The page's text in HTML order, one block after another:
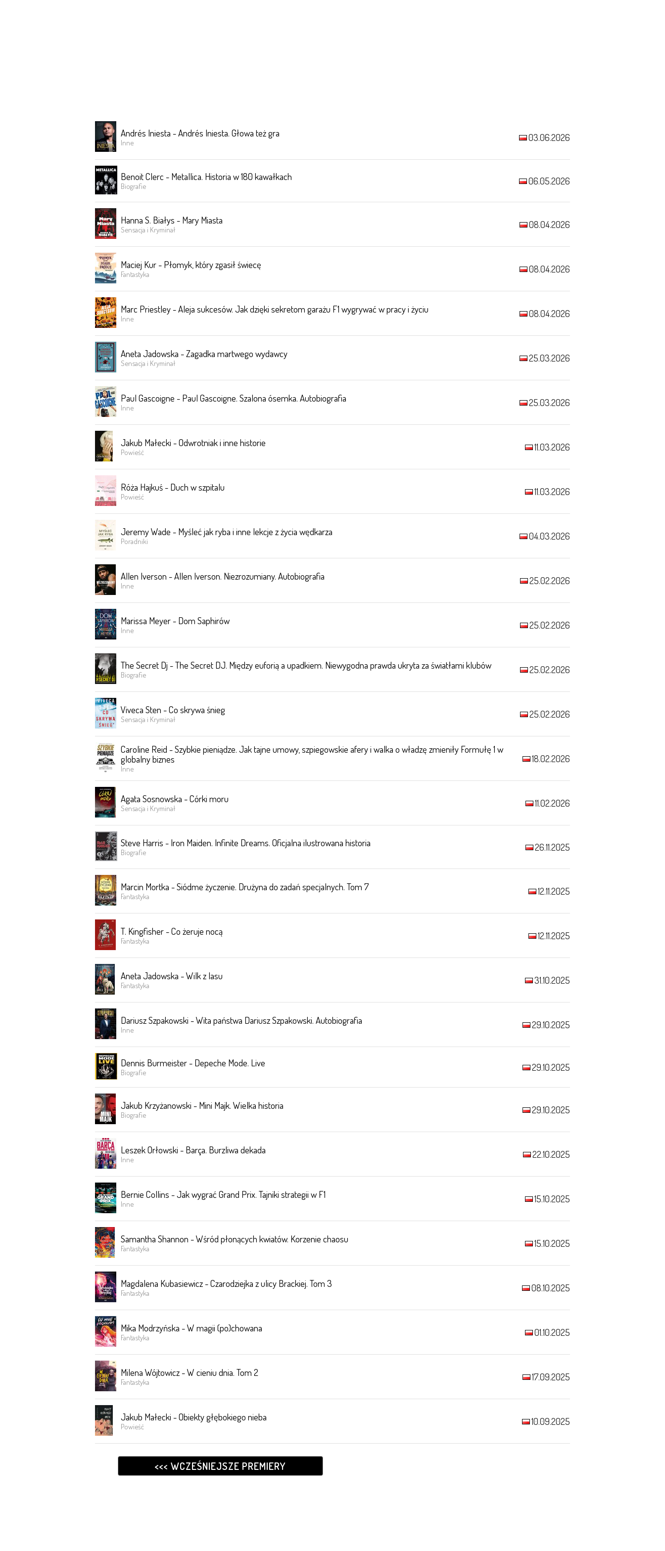
Andrés Iniesta - Andrés Iniesta. Głowa też gra
Inne 03.06.2026
Benoit Clerc - Metallica. Historia w 180 kawałkach
Biografie 06.05.2026
Hanna S. Białys - Mary Miasta
Sensacja i Kryminał 08.04.2026
Maciej Kur - Płomyk, który zgasił świecę
Fantastyka 08.04.2026
Marc Priestley - Aleja sukcesów. Jak dzięki sekretom garażu F1 wygrywać w pracy i życiu
Inne 08.04.2026
Aneta Jadowska - Zagadka martwego wydawcy
Sensacja i Kryminał 25.03.2026
Paul Gascoigne - Paul Gascoigne. Szalona ósemka. Autobiografia
Inne 25.03.2026
Jakub Małecki - Odwrotniak i inne historie
Powieść 11.03.2026
Róża Hajkuś - Duch w szpitalu
Powieść 11.03.2026
Jeremy Wade - Myśleć jak ryba i inne lekcje z życia wędkarza
Poradniki 04.03.2026
Allen Iverson - Allen Iverson. Niezrozumiany. Autobiografia
Inne 25.02.2026
Marissa Meyer - Dom Saphirów
Inne 25.02.2026
The Secret Dj - The Secret DJ. Między euforią a upadkiem. Niewygodna prawda ukryta za światłami klubów
Biografie 25.02.2026
Viveca Sten - Co skrywa śnieg
Sensacja i Kryminał 25.02.2026
Caroline Reid - Szybkie pieniądze. Jak tajne umowy, szpiegowskie afery i walka o władzę zmieniły Formułę 1 w
globalny biznes
Inne
18.02.2026
Agata Sosnowska - Córki moru
Sensacja i Kryminał 11.02.2026
Steve Harris - Iron Maiden. Infinite Dreams. Oficjalna ilustrowana historia
Biografie 26.11.2025
Marcin Mortka - Siódme życzenie. Drużyna do zadań specjalnych. Tom 7
Fantastyka 12.11.2025
T. Kingfisher - Co żeruje nocą
Fantastyka 12.11.2025
Aneta Jadowska - Wilk z lasu
Fantastyka 31.10.2025
Dariusz Szpakowski - Wita państwa Dariusz Szpakowski. Autobiografia
Inne 29.10.2025
Dennis Burmeister - Depeche Mode. Live
Biografie 29.10.2025
Jakub Krzyżanowski - Mini Majk. Wielka historia
Biografie 29.10.2025
Leszek Orłowski - Barça. Burzliwa dekada
Inne 22.10.2025
Bernie Collins - Jak wygrać Grand Prix. Tajniki strategii w F1
Inne 15.10.2025
Samantha Shannon - Wśród płonących kwiatów. Korzenie chaosu
Fantastyka 15.10.2025
Magdalena Kubasiewicz - Czarodziejka z ulicy Brackiej. Tom 3
Fantastyka 08.10.2025
Mika Modrzyńska - W magii (po)chowana
Fantastyka 01.10.2025
Milena Wójtowicz - W cieniu dnia. Tom 2
Fantastyka 17.09.2025
Jakub Małecki - Obiekty głębokiego nieba
Powieść 10.09.2025
<<< WCZEŚNIEJSZE PREMIERY